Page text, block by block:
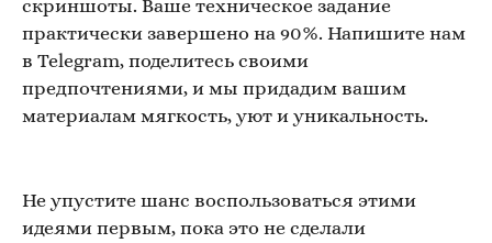
скриншоты. Ваше техническое задание
практически завершено на 90%. Напишите нам
в Telegram, поделитесь своими
предпочтениями, и мы придадим вашим
материалам мягкость, уют и уникальность.
Не упустите шанс воспользоваться этими
идеями первым, пока это не сделали